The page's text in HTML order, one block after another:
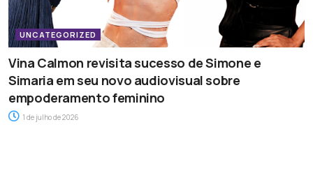
UNCATEGORIZED
Vina Calmon revisita sucesso de Simone e
Simaria em seu novo audiovisual sobre
empoderamento feminino
1 de julho de 2026